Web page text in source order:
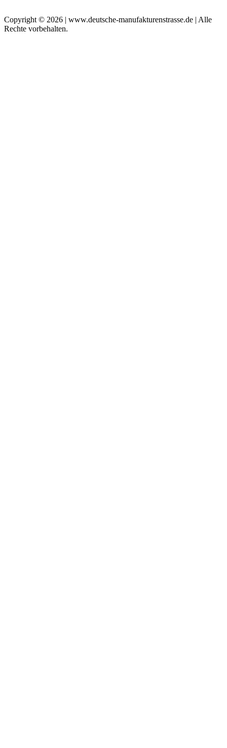
Copyright © 2026 | www.deutsche-manufakturenstrasse.de | Alle
Rechte vorbehalten.